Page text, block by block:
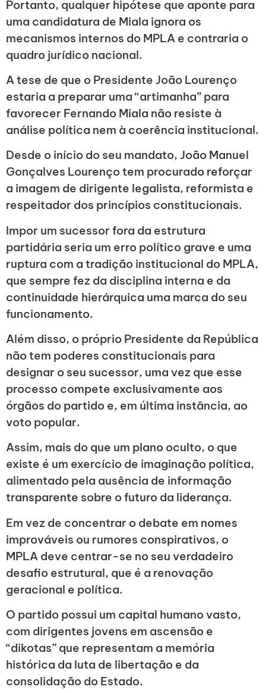
Portanto, qualquer hipótese que aponte para
uma candidatura de Miala ignora os
mecanismos internos do MPLA e contraria o
quadro jurídico nacional.
A tese de que o Presidente João Lourenço
estaria a preparar uma “artimanha” para
favorecer Fernando Miala não resiste à
análise política nem à coerência institucional.
Desde o início do seu mandato, João Manuel
Gonçalves Lourenço tem procurado reforçar
a imagem de dirigente legalista, reformista e
respeitador dos princípios constitucionais.
Impor um sucessor fora da estrutura
partidária seria um erro político grave e uma
ruptura com a tradição institucional do MPLA,
que sempre fez da disciplina interna e da
continuidade hierárquica uma marca do seu
funcionamento.
Além disso, o próprio Presidente da República
não tem poderes constitucionais para
designar o seu sucessor, uma vez que esse
processo compete exclusivamente aos
órgãos do partido e, em última instância, ao
voto popular.
Assim, mais do que um plano oculto, o que
existe é um exercício de imaginação política,
alimentado pela ausência de informação
transparente sobre o futuro da liderança.
Em vez de concentrar o debate em nomes
improváveis ou rumores conspirativos, o
MPLA deve centrar-se no seu verdadeiro
desafio estrutural, que é a renovação
geracional e política.
O partido possui um capital humano vasto,
com dirigentes jovens em ascensão e
“dikotas” que representam a memória
histórica da luta de libertação e da
consolidação do Estado.